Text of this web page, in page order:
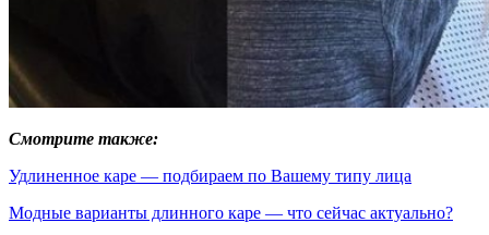
Смотрите также:
Удлиненное каре — подбираем по Вашему типу лица
Модные варианты длинного каре — что сейчас актуально?